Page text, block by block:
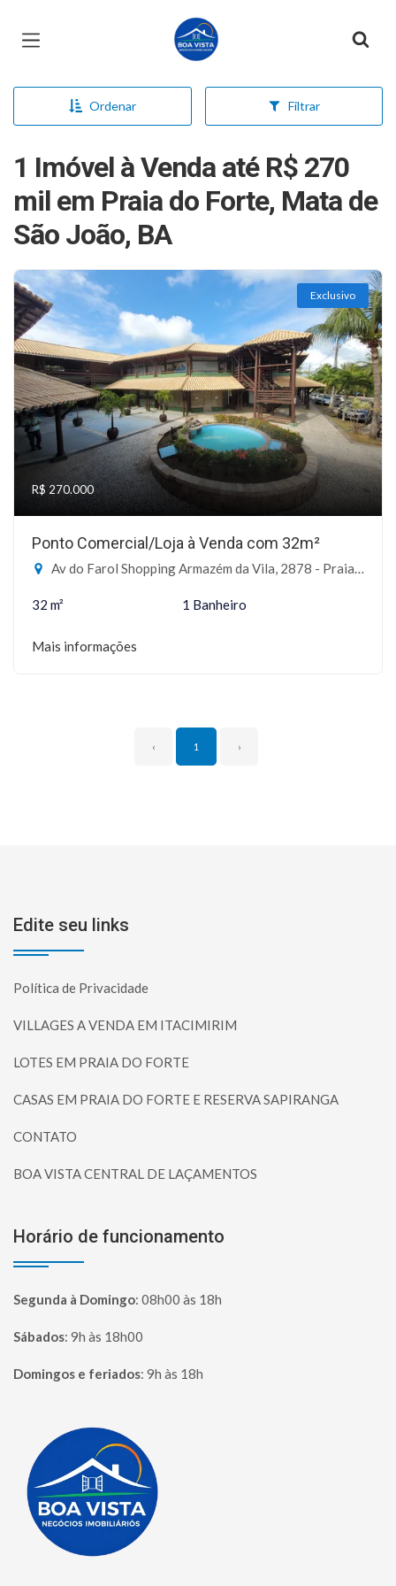
Página inicial
Ordenar Filtrar
1 Imóvel à Venda até R$ 270
mil em Praia do Forte, Mata de
São João, BA
Exclusivo
R$ 270.000
Ponto Comercial/Loja à Venda com 32m²
Av do Farol Shopping Armazém da Vila, 2878 - Praia do Forte, Mata de São João-BA
32 m² 1 Banheiro
Mais informações
‹ 1 ›
Edite seu links
Política de Privacidade
VILLAGES A VENDA EM ITACIMIRIM
LOTES EM PRAIA DO FORTE
CASAS EM PRAIA DO FORTE E RESERVA SAPIRANGA
CONTATO
BOA VISTA CENTRAL DE LAÇAMENTOS
Horário de funcionamento
Segunda à Domingo: 08h00 às 18h
Sábados: 9h às 18h00
Domingos e feriados: 9h às 18h
Página inicial